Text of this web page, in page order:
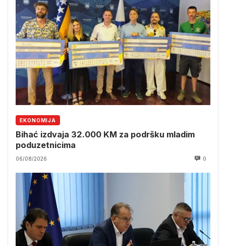
EKONOMIJA
Bihać izdvaja 32.000 KM za podršku mladim
poduzetnicima
06/08/2026 0